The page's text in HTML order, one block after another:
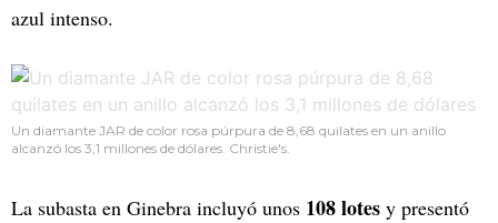
azul intenso.
Un diamante JAR de color rosa púrpura de 8,68 quilates en un anillo
alcanzó los 3,1 millones de dólares. Christie's.
La subasta en Ginebra incluyó unos 108 lotes y presentó